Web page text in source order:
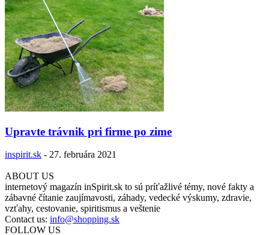
Upravte trávnik pri firme po zime
inspirit.sk - 27. februára 2021
ABOUT US
internetový magazín inSpirit.sk to sú príťažlivé témy, nové fakty a
zábavné čítanie zaujímavosti, záhady, vedecké výskumy, zdravie,
vzťahy, cestovanie, spiritismus a veštenie
Contact us: info@shopping.sk
FOLLOW US